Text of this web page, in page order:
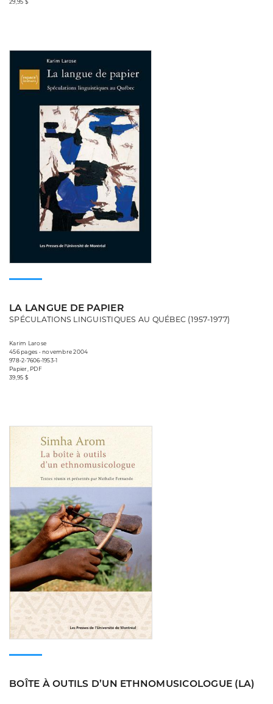
29,95 $
LA LANGUE DE PAPIER
SPÉCULATIONS LINGUISTIQUES AU QUÉBEC (1957-1977)
Karim Larose
456 pages • novembre 2004
978-2-7606-1953-1
Papier, PDF
39,95 $
BOÎTE À OUTILS D’UN ETHNOMUSICOLOGUE (LA)